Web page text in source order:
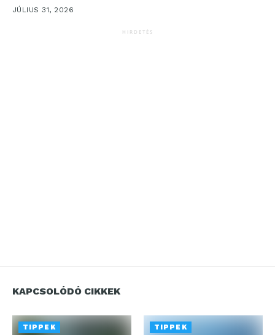
JÚLIUS 31, 2026
HIRDETÉS
KAPCSOLÓDÓ CIKKEK
TIPPEK TIPPEK